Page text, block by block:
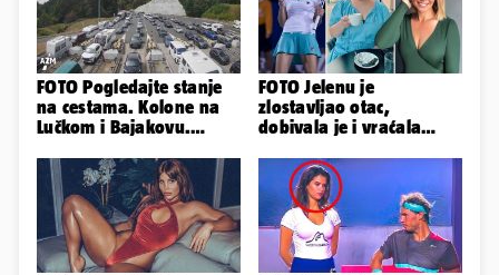
FOTO Pogledajte stanje
na cestama. Kolone na
Lučkom i Bajakovu.
FOTO Jelenu je
zlostavljao otac,
dobivala je i vraćala
tukao šakama'